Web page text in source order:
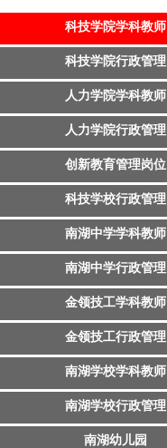
科技学院学科教师
科技学院行政管理
人力学院学科教师
人力学院行政管理
创新教育管理岗位
科技学校行政管理
南湖中学学科教师
南湖中学行政管理
金领技工学科教师
金领技工行政管理
南湖学校学科教师
南湖学校行政管理
南湖幼儿园